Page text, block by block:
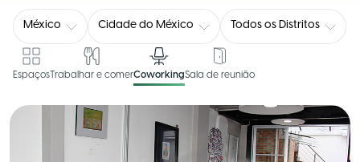
México Cidade do México Todos os Distritos
EspaçosTrabalhar e comerCoworkingSala de reunião